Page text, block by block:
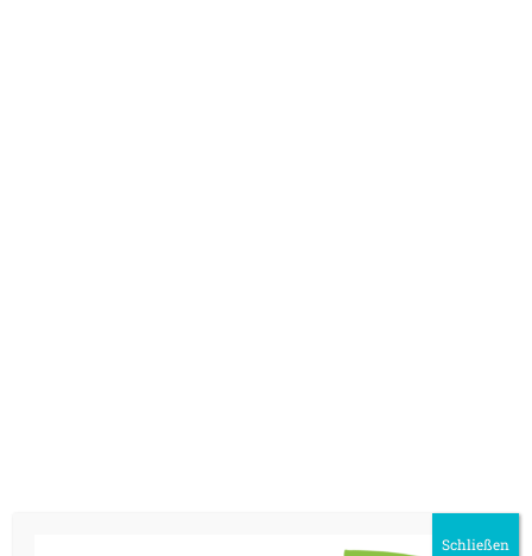
Schließen